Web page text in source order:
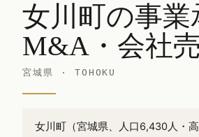
女川町の事業
M&A・会社
宮城県 · TOHOKU
女川町（宮城県、人口6,430人・高